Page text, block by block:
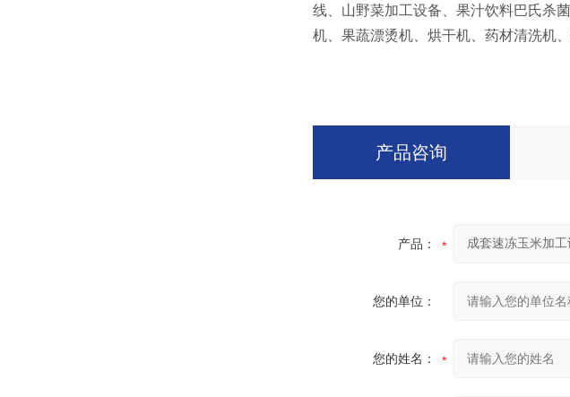
线、山野菜加工设备、果汁饮料巴氏杀
机、果蔬漂烫机、烘干机、药材清洗机
产品咨询
产品：
您的单位：
您的姓名：